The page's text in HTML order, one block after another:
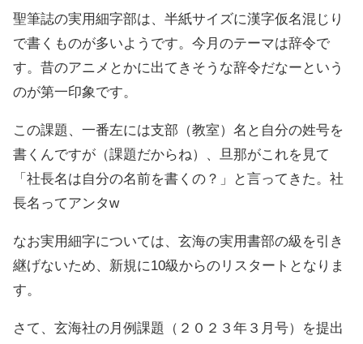
聖筆誌の実用細字部は、半紙サイズに漢字仮名混じり
で書くものが多いようです。今月のテーマは辞令で
す。昔のアニメとかに出てきそうな辞令だなーという
のが第一印象です。
この課題、一番左には支部（教室）名と自分の姓号を
書くんですが（課題だからね）、旦那がこれを見て
「社長名は自分の名前を書くの？」と言ってきた。社
長名ってアンタw
なお実用細字については、玄海の実用書部の級を引き
継げないため、新規に10級からのリスタートとなりま
す。
さて、玄海社の月例課題（２０２３年３月号）を提出